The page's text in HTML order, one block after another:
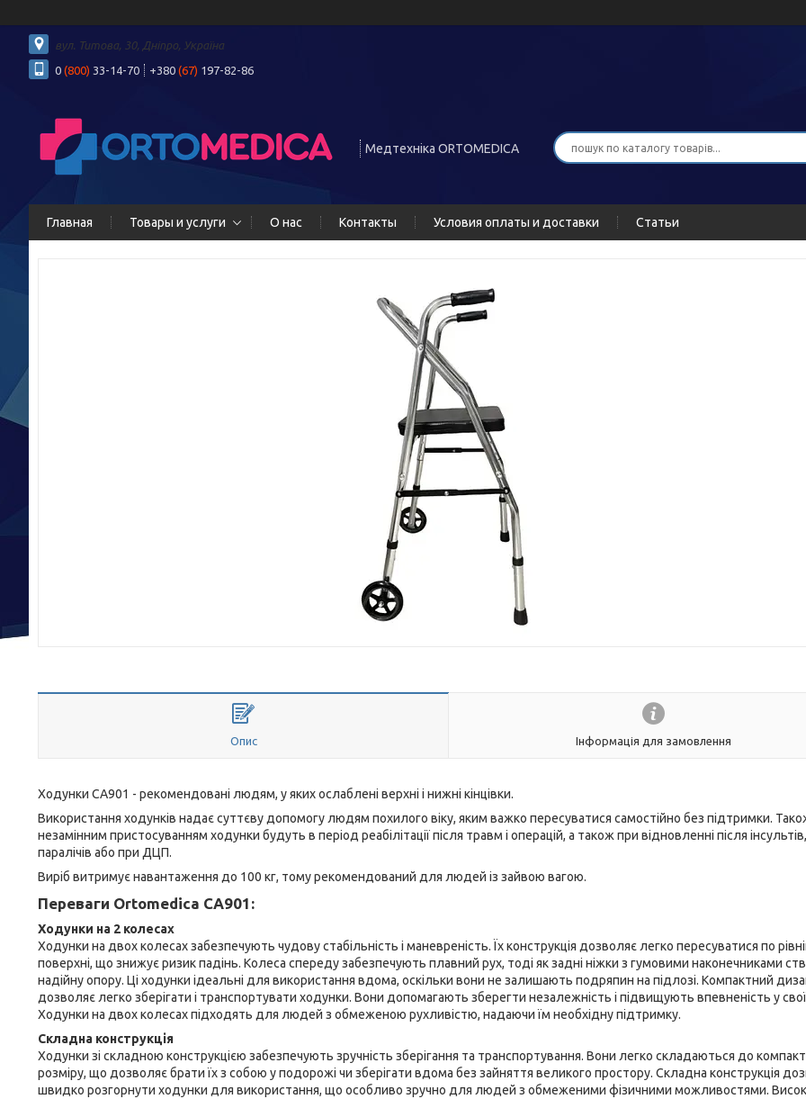
вул. Титова, 30, Дніпро, Україна
0 (800) 33-14-70 +380 (67) 197-82-86
Медтехніка ORTOMEDICA
Главная Товары и услуги О нас Контакты Условия оплаты и доставки Статьи
Опис Інформація для замовлення
Ходунки CA901 - рекомендовані людям, у яких ослаблені верхні і нижні кінцівки.
Використання ходунків надає суттєву допомогу людям похилого віку, яким важко пересуватися самостійно без підтримки.
незамінним пристосуванням ходунки будуть в період реабілітації після травм і операцій, а також при відновленні після інсультів,
паралічів або при ДЦП.
Виріб витримує навантаження до 100 кг, тому рекомендований для людей із зайвою вагою.
Переваги Ortomedica CA901:
Ходунки на 2 колесах
Ходунки на двох колесах забезпечують чудову стабільність і маневреність. Їх конструкція дозволяє легко пересуватися по
поверхні, що знижує ризик падінь. Колеса спереду забезпечують плавний рух, тоді як задні ніжки з гумовими наконечниками
надійну опору. Ці ходунки ідеальні для використання вдома, оскільки вони не залишають подряпин на підлозі. Компактний
дозволяє легко зберігати і транспортувати ходунки. Вони допомагають зберегти незалежність і підвищують впевненість у
Ходунки на двох колесах підходять для людей з обмеженою рухливістю, надаючи їм необхідну підтримку.
Складна конструкція
Ходунки зі складною конструкцією забезпечують зручність зберігання та транспортування. Вони легко складаються до
розміру, що дозволяє брати їх з собою у подорожі чи зберігати вдома без зайняття великого простору. Складна конструкція
швидко розгорнути ходунки для використання, що особливо зручно для людей з обмеженими фізичними можливостями.